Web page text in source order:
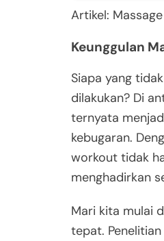
Artikel:
Keunggulan
Siapa yang
dilakukan? Di
ternyata
kebugaran.
workout tidak
menghadirkan
Mari kita mulai
tepat.